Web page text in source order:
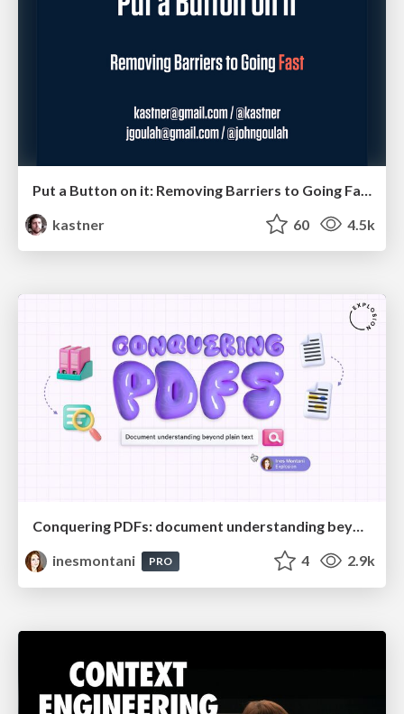
kastner
60 4.5k
Conquering PDFs: document understanding beyond plain text
inesmontani
PRO 4 2.9k